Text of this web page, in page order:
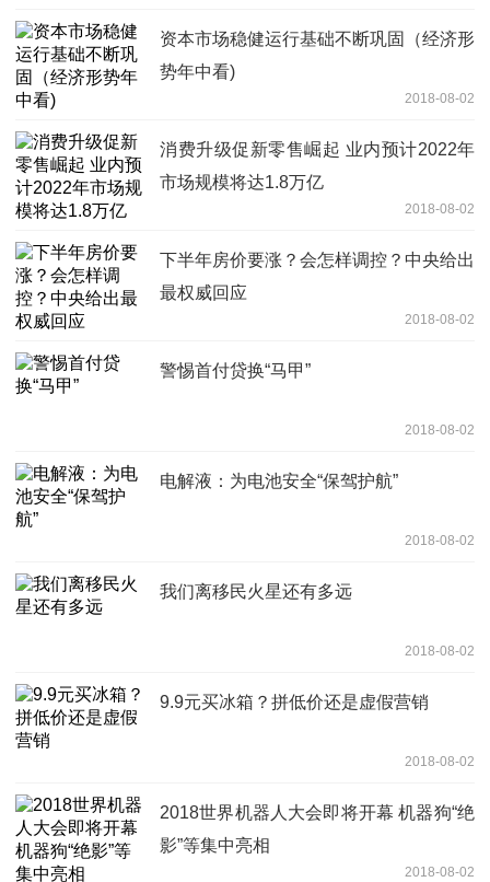
资本市场稳健运行基础不断巩固（经济形
势年中看)
2018-08-02
消费升级促新零售崛起 业内预计2022年
市场规模将达1.8万亿
2018-08-02
下半年房价要涨？会怎样调控？中央给出
最权威回应
2018-08-02
警惕首付贷换“马甲”
2018-08-02
电解液：为电池安全“保驾护航”
2018-08-02
我们离移民火星还有多远
2018-08-02
9.9元买冰箱？拼低价还是虚假营销
2018-08-02
2018世界机器人大会即将开幕 机器狗“绝
影”等集中亮相
2018-08-02